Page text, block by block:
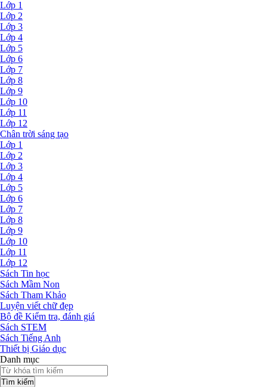
Lớp 1
Lớp 2
Lớp 3
Lớp 4
Lớp 5
Lớp 6
Lớp 7
Lớp 8
Lớp 9
Lớp 10
Lớp 11
Lớp 12
Chân trời sáng tạo
Lớp 1
Lớp 2
Lớp 3
Lớp 4
Lớp 5
Lớp 6
Lớp 7
Lớp 8
Lớp 9
Lớp 10
Lớp 11
Lớp 12
Sách Tin học
Sách Mầm Non
Sách Tham Khảo
Luyện viết chữ đẹp
Bộ đề Kiểm tra, đánh giá
Sách STEM
Sách Tiếng Anh
Thiết bị Giáo dục
Danh mục
Tìm kiếm